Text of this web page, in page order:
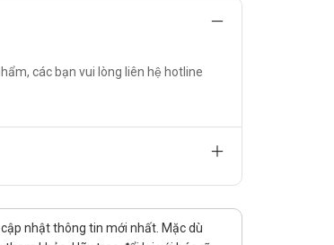
mỗi giờ 1 lần và điều chỉnh liều dùng
các bạn vui lòng liên hệ hotline
nhật thông tin mới nhất. Mặc dù